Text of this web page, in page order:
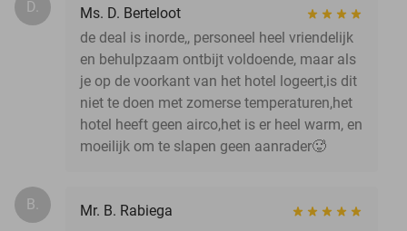
D.
Ms. D. Berteloot
de deal is inorde,, personeel heel vriendelijk
en behulpzaam ontbijt voldoende, maar als
je op de voorkant van het hotel logeert,is dit
niet te doen met zomerse temperaturen,het
hotel heeft geen airco,het is er heel warm, en
moeilijk om te slapen geen aanrader🥵
B. Mr. B. Rabiega